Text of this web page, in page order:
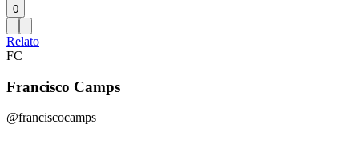
0
Relato
FC
Francisco Camps
@franciscocamps